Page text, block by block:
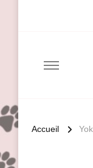
Accueil